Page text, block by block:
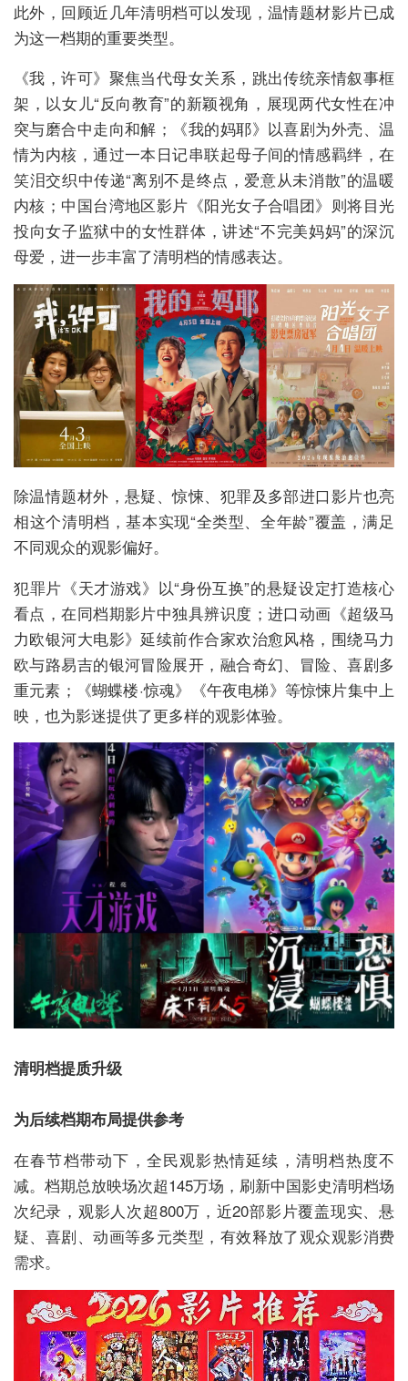
此外，回顾近几年清明档可以发现，温情题材影片已成
为这一档期的重要类型。
《我，许可》聚焦当代母女关系，跳出传统亲情叙事框
架，以女儿“反向教育”的新颖视角，展现两代女性在冲
突与磨合中走向和解；《我的妈耶》以喜剧为外壳、温
情为内核，通过一本日记串联起母子间的情感羁绊，在
笑泪交织中传递“离别不是终点，爱意从未消散”的温暖
内核；中国台湾地区影片《阳光女子合唱团》则将目光
投向女子监狱中的女性群体，讲述“不完美妈妈”的深沉
母爱，进一步丰富了清明档的情感表达。
除温情题材外，悬疑、惊悚、犯罪及多部进口影片也亮
相这个清明档，基本实现“全类型、全年龄”覆盖，满足
不同观众的观影偏好。
犯罪片《天才游戏》以“身份互换”的悬疑设定打造核心
看点，在同档期影片中独具辨识度；进口动画《超级马
力欧银河大电影》延续前作合家欢治愈风格，围绕马力
欧与路易吉的银河冒险展开，融合奇幻、冒险、喜剧多
重元素；《蝴蝶楼·惊魂》《午夜电梯》等惊悚片集中上
映，也为影迷提供了更多样的观影体验。
清明档提质升级
为后续档期布局提供参考
在春节档带动下，全民观影热情延续，清明档热度不
减。档期总放映场次超145万场，刷新中国影史清明档场
次纪录，观影人次超800万，近20部影片覆盖现实、悬
疑、喜剧、动画等多元类型，有效释放了观众观影消费
需求。